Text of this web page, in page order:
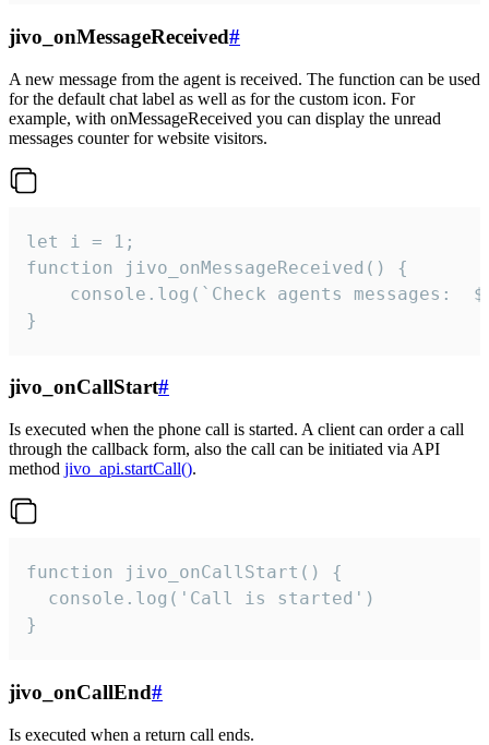
jivo_onMessageReceived#
A new message from the agent is received. The function can be used
for the default chat label as well as for the custom icon. For
example, with onMessageReceived you can display the unread
messages counter for website visitors.
let i = 1;
function jivo_onMessageReceived() {
}
jivo_onCallStart#
Is executed when the phone call is started. A client can order a call
through the callback form, also the call can be initiated via API
method jivo_api.startCall().
function jivo_onCallStart() {
  console.log('Call is started')
}
jivo_onCallEnd#
Is executed when a return call ends.